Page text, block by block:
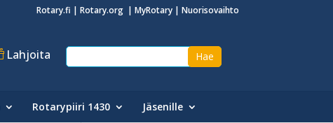
Rotary.fi | Rotary.org | MyRotary| Nuorisovaihto
Lahjoita
Rotarypiiri 1430 Jäsenille